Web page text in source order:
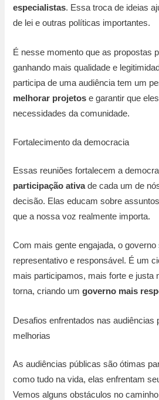
especialistas. Essa troca de ideias
de lei e outras políticas importantes.
É nesse momento que as propostas
ganhando mais qualidade e
participa de uma audiência tem um
melhorar projetos e garantir que
necessidades da comunidade.
Fortalecimento da democracia
Essas reuniões fortalecem a
participação ativade cada um de
decisão. Elas educam sobre
que a nossa voz realmente importa.
Com mais gente engajada, o governo
representativo e responsável. É um
mais participamos, mais forte e justa
torna, criando umgoverno mais
Desafios enfrentados nas audiências
melhorias
As audiências públicas são ótimas
como tudo na vida, elas enfrentam
Vemos alguns obstáculos no